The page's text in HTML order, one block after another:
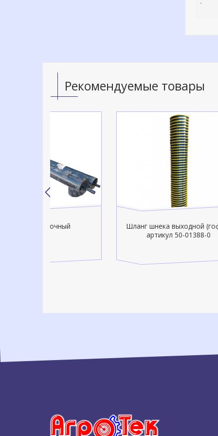
-
Рекомендуемые товары
Шланг шнека выходной (гофра)
артикул 50-01388-0